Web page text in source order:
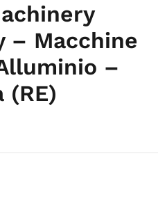
– Macchine
–
(RE)